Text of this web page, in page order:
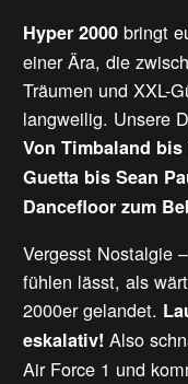
Hyper 2000 bringt
einer Ära, die
Träumen und XXL-
langweilig. Unsere
Von Timbaland
Guetta bis Sean
Dancefloor zum
Vergesst Nostalgie
fühlen lässt, als
2000er gelandet.
eskalativ! Also
Air Force 1 und